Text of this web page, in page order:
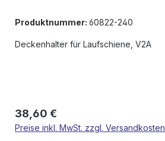
Produktnummer: 60822-240
Deckenhalter für Laufschiene, V2A
Regulärer Preis:
38,60 €
Preise inkl. MwSt. zzgl. Versandkosten